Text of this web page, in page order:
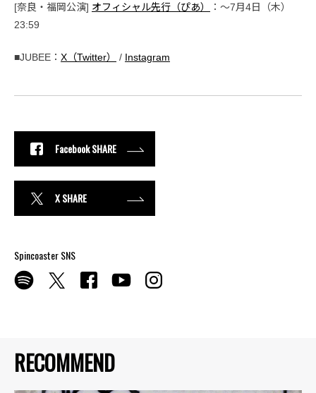
RECOMMEND
[奈良・福岡公演] オフィシャル先行（ぴあ）
：〜7月4日（木）
23:59
■JUBEE： X（Twitter） / Instagram
Facebook SHARE
X SHARE
Spincoaster SNS